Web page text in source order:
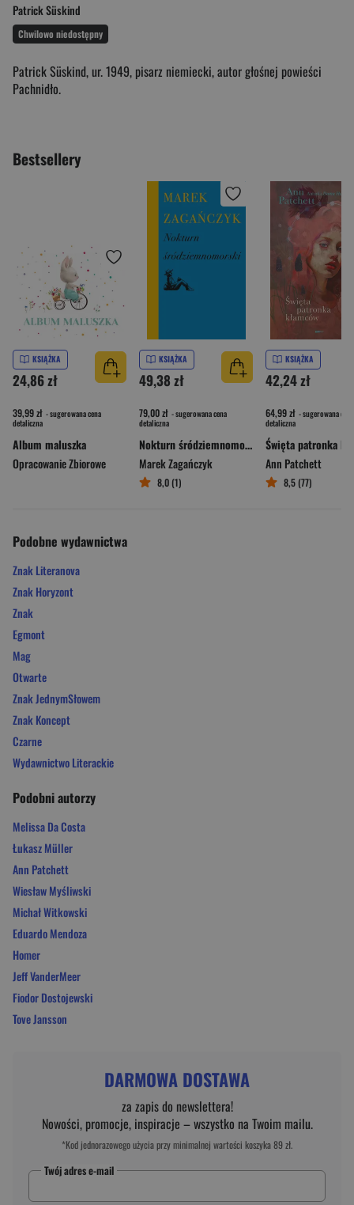
Patrick Süskind
Chwilowo niedostępny
Patrick Süskind, ur. 1949, pisarz niemiecki, autor głośnej powieści
Pachnidło.
Bestsellery
KSIĄŻKA
24,86 zł
39,99 zł - sugerowana cena
detaliczna
Album maluszka
Opracowanie Zbiorowe
KSIĄŻKA
49,38 zł
79,00 zł - sugerowana cena
detaliczna
Nokturn śródziemnomorski
Marek Zagańczyk
8,0 (1)
KSIĄŻKA
42,24 zł
64,99 zł - sugerowana cena
detaliczna
Ann Patchett
8,5 (77)
Podobne wydawnictwa
Znak Literanova
Znak Horyzont
Znak
Egmont
Mag
Otwarte
Znak JednymSłowem
Znak Koncept
Czarne
Wydawnictwo Literackie
Podobni autorzy
Melissa Da Costa
Łukasz Müller
Ann Patchett
Wiesław Myśliwski
Michał Witkowski
Eduardo Mendoza
Homer
Jeff VanderMeer
Fiodor Dostojewski
Tove Jansson
DARMOWA DOSTAWA
za zapis do newslettera!
Nowości, promocje, inspiracje – wszystko na Twoim mailu.
*Kod jednorazowego użycia przy minimalnej wartości koszyka 89 zł.
Twój adres e-mail